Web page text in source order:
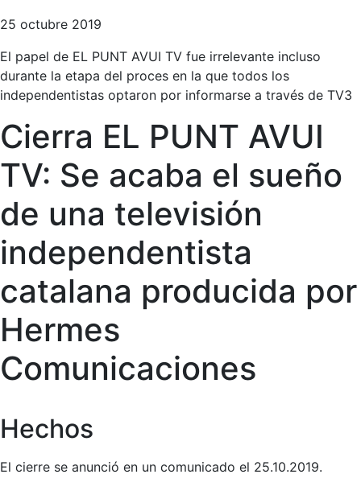
25 octubre 2019
El papel de EL PUNT AVUI TV fue irrelevante incluso
durante la etapa del proces en la que todos los
independentistas optaron por informarse a través de TV3
Cierra EL PUNT AVUI
TV: Se acaba el sueño
de una televisión
independentista
catalana producida por
Hermes
Comunicaciones
Hechos
El cierre se anunció en un comunicado el 25.10.2019.